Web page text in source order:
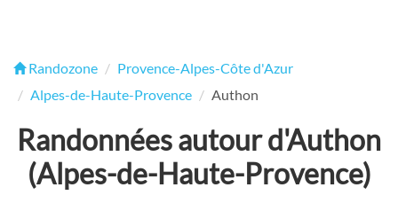
Randozone
Provence-Alpes-Côte d'Azur
Alpes-de-Haute-Provence
Authon
Randonnées autour d'Authon
(Alpes-de-Haute-Provence)